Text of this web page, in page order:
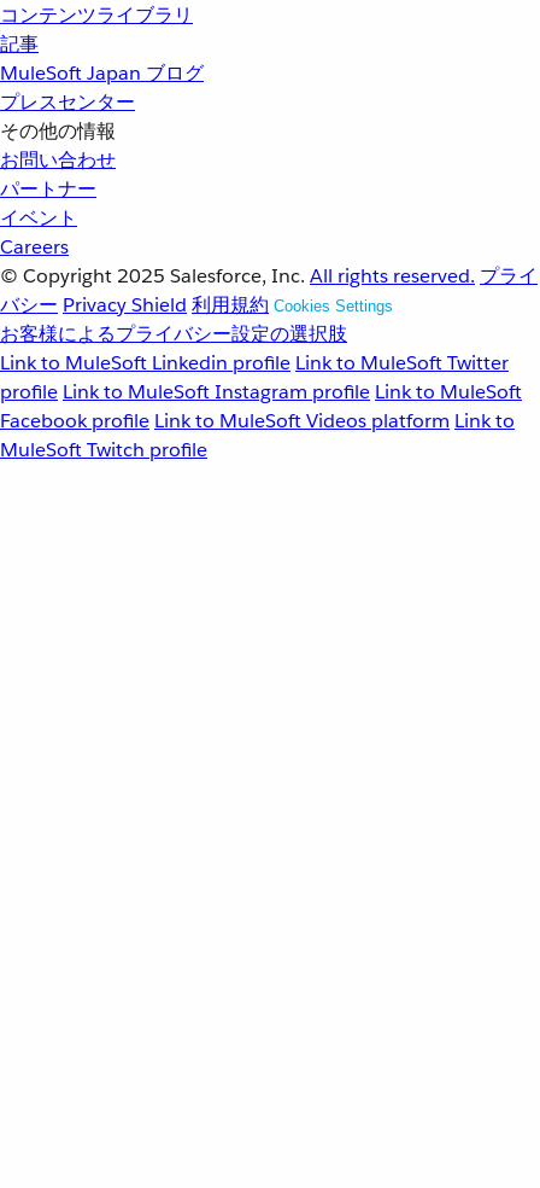
コンテンツライブラリ
記事
MuleSoft Japan ブログ
プレスセンター
その他の情報
お問い合わせ
パートナー
イベント
Careers
© Copyright 2025 Salesforce, Inc. All rights reserved. プライ
バシー Privacy Shield 利用規約 Cookies Settings
お客様によるプライバシー設定の選択肢
Link to MuleSoft Linkedin profile Link to MuleSoft Twitter
profile Link to MuleSoft Instagram profile Link to MuleSoft
Facebook profile Link to MuleSoft Videos platform Link to
MuleSoft Twitch profile